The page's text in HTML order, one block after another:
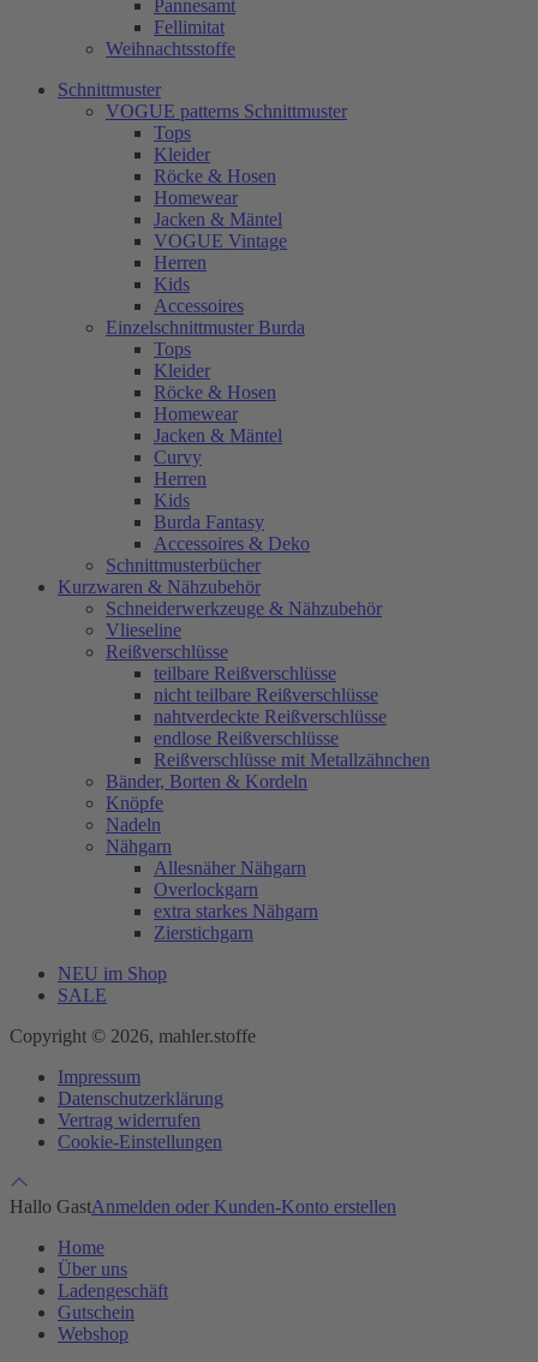
Pannesamt
Fellimitat
Weihnachtsstoffe
Schnittmuster
VOGUE patterns Schnittmuster
Tops
Kleider
Röcke & Hosen
Homewear
Jacken & Mäntel
VOGUE Vintage
Herren
Kids
Accessoires
Einzelschnittmuster Burda
Tops
Kleider
Röcke & Hosen
Homewear
Jacken & Mäntel
Curvy
Herren
Kids
Burda Fantasy
Accessoires & Deko
Schnittmusterbücher
Kurzwaren & Nähzubehör
Schneiderwerkzeuge & Nähzubehör
Vlieseline
Reißverschlüsse
teilbare Reißverschlüsse
nicht teilbare Reißverschlüsse
nahtverdeckte Reißverschlüsse
endlose Reißverschlüsse
Reißverschlüsse mit Metallzähnchen
Bänder, Borten & Kordeln
Knöpfe
Nadeln
Nähgarn
Allesnäher Nähgarn
Overlockgarn
extra starkes Nähgarn
Zierstichgarn
NEU im Shop
SALE
Copyright © 2026, mahler.stoffe
Impressum
Datenschutzerklärung
Vertrag widerrufen
Cookie-Einstellungen
Hallo GastAnmelden oder Kunden-Konto erstellen
Home
Über uns
Ladengeschäft
Gutschein
Webshop